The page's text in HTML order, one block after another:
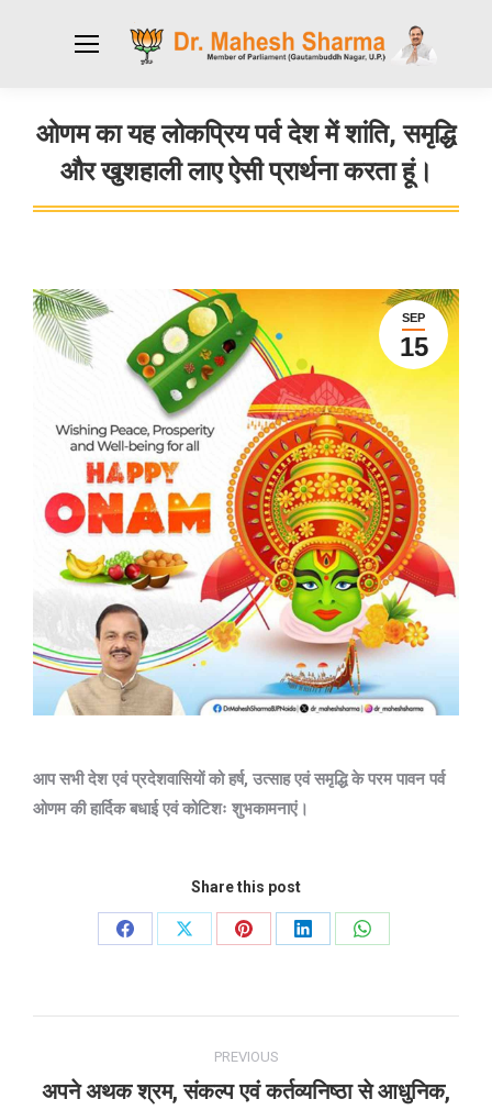
ओणम का यह लोकप्रिय पर्व देश में शांति, समृद्धि
और खुशहाली लाए ऐसी प्रार्थना करता हूं।
You are here:
SEP
15
आप सभी देश एवं प्रदेशवासियों को हर्ष, उत्साह एवं समृद्धि के परम पावन पर्व
ओणम की हार्दिक बधाई एवं कोटिशः शुभकामनाएं।
Share this post
Share
Share
Share
Share
Share
navigation
PREVIOUS
अपने अथक श्रम, संकल्प एवं कर्तव्यनिष्ठा से आधुनिक,